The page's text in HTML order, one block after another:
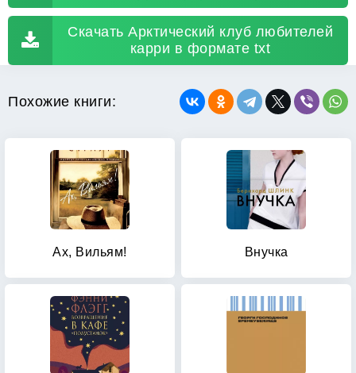
Скачать Арктический клуб любителей
карри в формате txt
Похожие книги:
Ах, Вильям! Внучка